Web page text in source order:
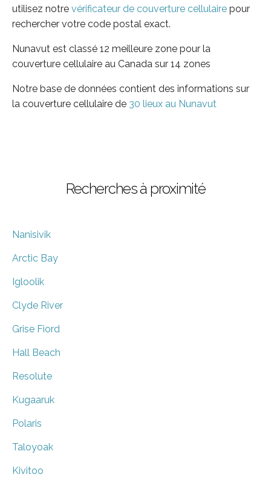
utilisez notre vérificateur de couverture cellulaire pour
rechercher votre code postal exact.
Nunavut est classé 12 meilleure zone pour la
couverture cellulaire au Canada sur 14 zones
Notre base de données contient des informations sur
la couverture cellulaire de 30 lieux au Nunavut
Recherches à proximité
Nanisivik
Arctic Bay
Igloolik
Clyde River
Grise Fiord
Hall Beach
Resolute
Kugaaruk
Polaris
Taloyoak
Kivitoo